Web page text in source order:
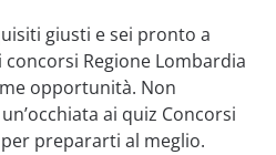
giusti e sei pronto a
Regione Lombardia
opportunità. Non
ai quiz Concorsi
prepararti al meglio.